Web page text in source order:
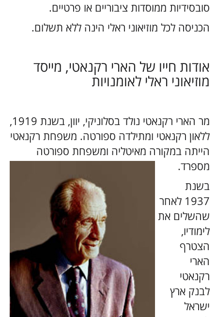
סובסידיות ממוסדות ציבוריים או פרטיים.
הכניסה לכל מוזיאוני ראלי הינה ללא תשלום.
אודות חייו של הארי רקנאטי, מייסד
מוזיאוני ראלי לאומנויות
מר הארי רקנאטי נולד בסלוניקי, יוון, בשנת 1919,
ללאון רקנאטי ומתילדה ספורטה. משפחת רקנאטי
הייתה במקורה מאיטליה ומשפחת ספורטה
מספרד.
בשנת
1937 לאחר
שהשלים את
לימודיו,
הצטרף
הארי
רקנאטי
לבנק ארץ
ישראל